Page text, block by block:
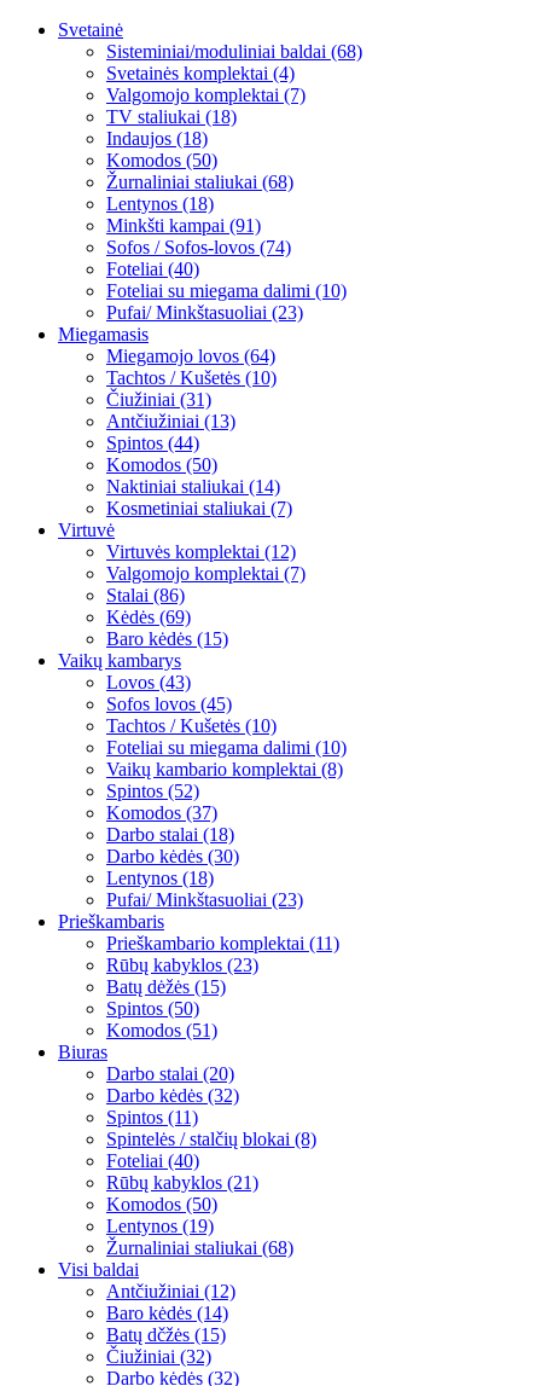
Svetainė
Sisteminiai/moduliniai baldai (68)
Svetainės komplektai (4)
Valgomojo komplektai (7)
TV staliukai (18)
Indaujos (18)
Komodos (50)
Žurnaliniai staliukai (68)
Lentynos (18)
Minkšti kampai (91)
Sofos / Sofos-lovos (74)
Foteliai (40)
Foteliai su miegama dalimi (10)
Pufai/ Minkštasuoliai (23)
Miegamasis
Miegamojo lovos (64)
Tachtos / Kušetės (10)
Čiužiniai (31)
Antčiužiniai (13)
Spintos (44)
Komodos (50)
Naktiniai staliukai (14)
Kosmetiniai staliukai (7)
Virtuvė
Virtuvės komplektai (12)
Valgomojo komplektai (7)
Stalai (86)
Kėdės (69)
Baro kėdės (15)
Vaikų kambarys
Lovos (43)
Sofos lovos (45)
Tachtos / Kušetės (10)
Foteliai su miegama dalimi (10)
Vaikų kambario komplektai (8)
Spintos (52)
Komodos (37)
Darbo stalai (18)
Darbo kėdės (30)
Lentynos (18)
Pufai/ Minkštasuoliai (23)
Prieškambaris
Prieškambario komplektai (11)
Rūbų kabyklos (23)
Batų dėžės (15)
Spintos (50)
Komodos (51)
Biuras
Darbo stalai (20)
Darbo kėdės (32)
Spintos (11)
Spintelės / stalčių blokai (8)
Foteliai (40)
Rūbų kabyklos (21)
Komodos (50)
Lentynos (19)
Žurnaliniai staliukai (68)
Visi baldai
Antčiužiniai (12)
Baro kėdės (14)
Batų dčžės (15)
Čiužiniai (32)
Darbo kėdės (32)